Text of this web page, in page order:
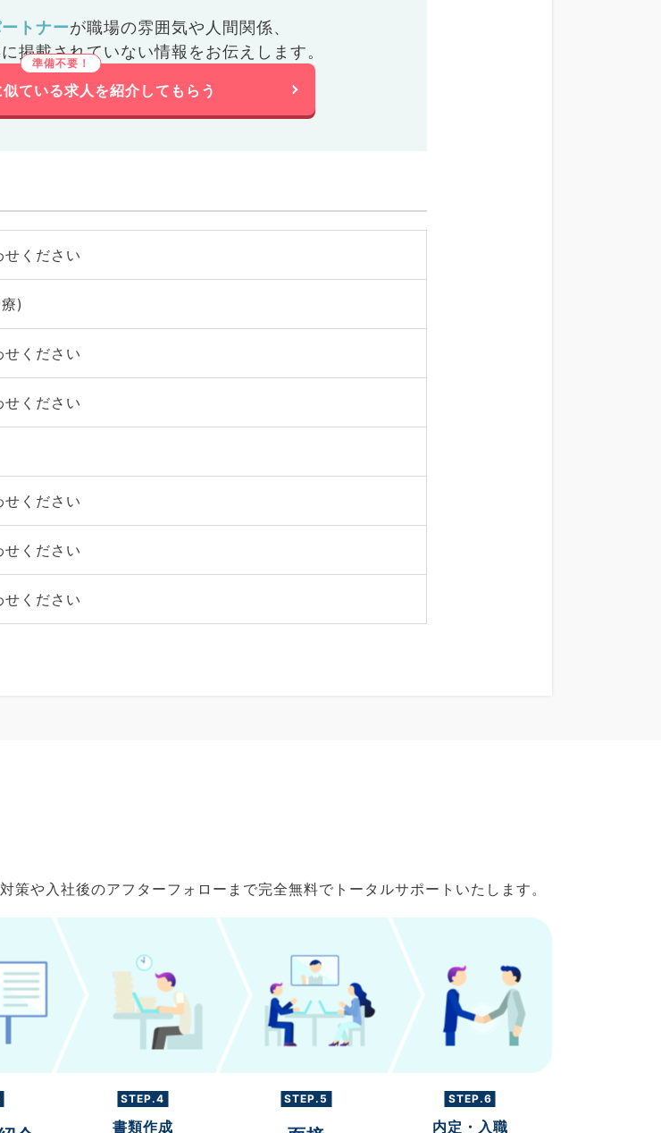
トナーが職場の雰囲気や人間関係、
掲載されていない情報をお伝えします。
ている求人を紹介してもらう
ください
)
ください
ください
ください
ください
ください
や入社後のアフターフォローまで完全無料でトータルサポートいたします。
STEP.4
書類作成
STEP.5 STEP.6
内定・入職